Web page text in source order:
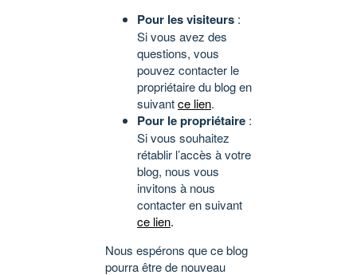
Pour les visiteurs :
Si vous avez des
questions, vous
pouvez contacter le
propriétaire du blog en
suivantce lien.
Pour le propriétaire :
Si vous souhaitez
rétablir l’accès à votre
blog, nous vous
invitons à nous
contacter en suivant
ce lien.
Nous espérons que ce blog
pourra être de nouveau